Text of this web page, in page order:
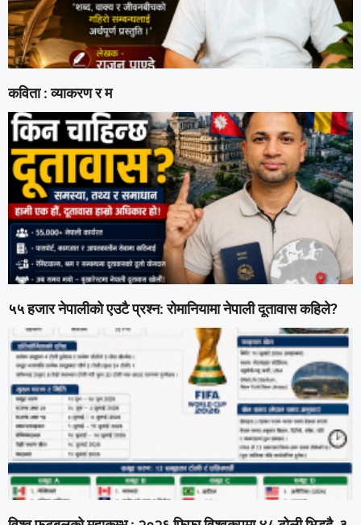
कविता : व्याकरण र म
५५ हजार नेपालीको एउटै प्रश्न: रोमानियामा नेपाली दूतावास कहिले?